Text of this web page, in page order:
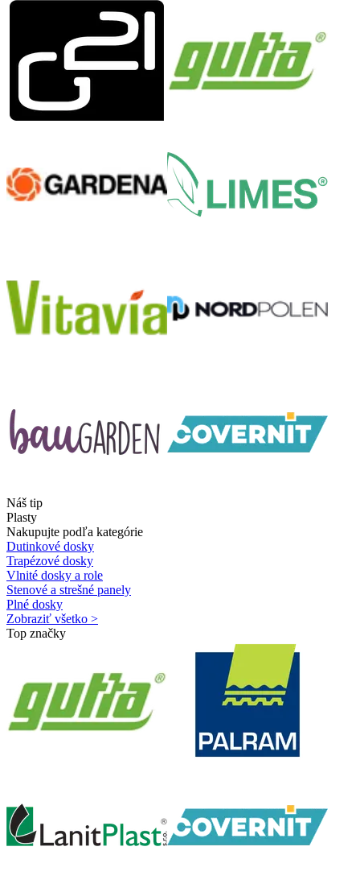
Náš tip
Plasty
Nakupujte podľa kategórie
Dutinkové dosky
Trapézové dosky
Vlnité dosky a role
Stenové a strešné panely
Plné dosky
Zobraziť všetko >
Top značky